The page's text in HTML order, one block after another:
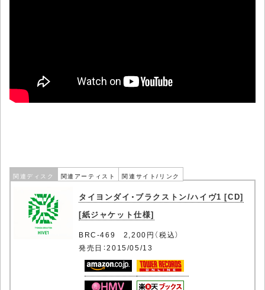
関連ディスク 関連アーティスト 関連サイト/リンク
タイヨンダイ・ブラクストン/ハイヴ1 [CD]
[紙ジャケット仕様]
BRC-469 2,200円（税込）
発売日：2015/05/13